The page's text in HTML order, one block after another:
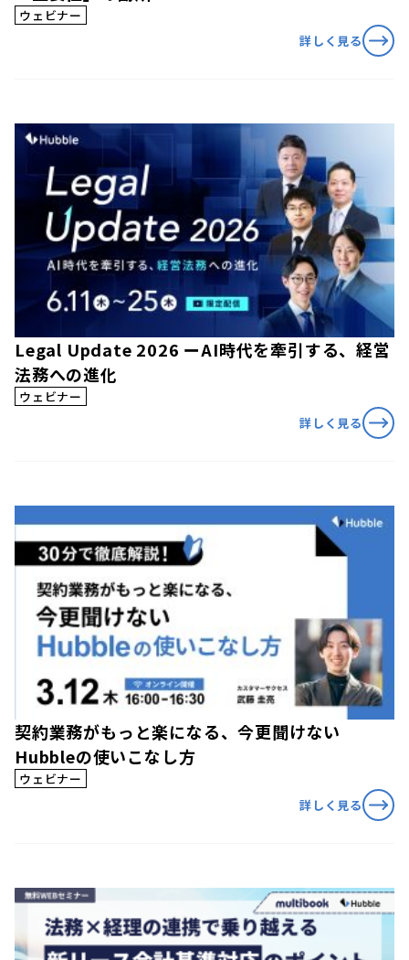
ウェビナー
詳しく見る
Legal Update 2026 ーAI時代を牽引する、経営
法務への進化
ウェビナー
詳しく見る
契約業務がもっと楽になる、今更聞けない
Hubbleの使いこなし方
ウェビナー
詳しく見る